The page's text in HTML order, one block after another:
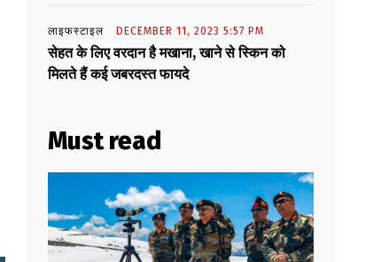
लाइफस्टाइल DECEMBER 11, 2023 5:57 PM
सेहत के लिए वरदान है मखाना, खाने से स्किन को
मिलते हैं कई जबरदस्त फायदे
Must read